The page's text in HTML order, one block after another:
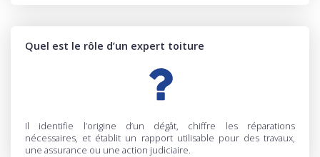
Quel est le rôle d’un expert toiture
Il identifie l’origine d’un dégât, chiffre les réparations
nécessaires, et établit un rapport utilisable pour des travaux,
une assurance ou une action judiciaire.